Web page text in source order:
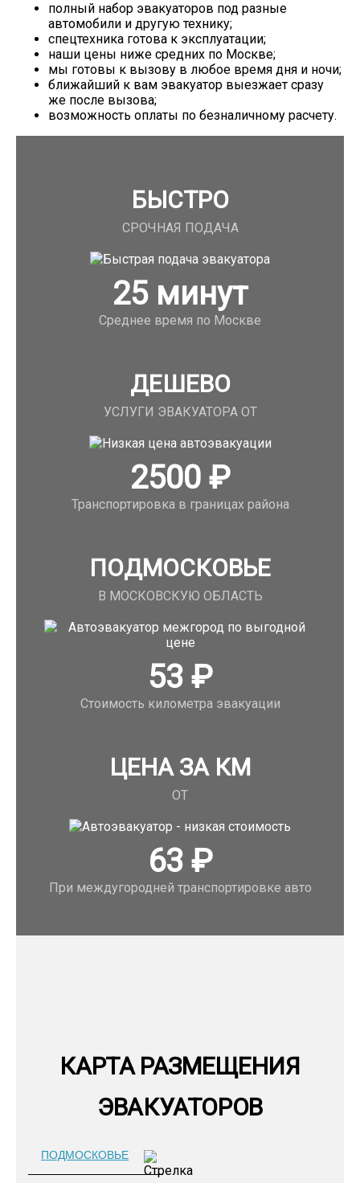
полный набор эвакуаторов под разные
автомобили и другую технику;
спецтехника готова к эксплуатации;
наши цены ниже средних по Москве;
мы готовы к вызову в любое время дня и ночи;
ближайший к вам эвакуатор выезжает сразу
же после вызова;
возможность оплаты по безналичному расчету.
БЫСТРО
СРОЧНАЯ ПОДАЧА
25минут
Среднее время по Москве
ДЕШЕВО
УСЛУГИ ЭВАКУАТОРА ОТ
2500₽
Транспортировка в границах района
ПОДМОСКОВЬЕ
В МОСКОВСКУЮ ОБЛАСТЬ
53₽
Стоимость километра эвакуации
ЦЕНА ЗА КМ
ОТ
63₽
При междугородней транспортировке авто
КАРТА РАЗМЕЩЕНИЯ
ЭВАКУАТОРОВ
ПОДМОСКОВЬЕ